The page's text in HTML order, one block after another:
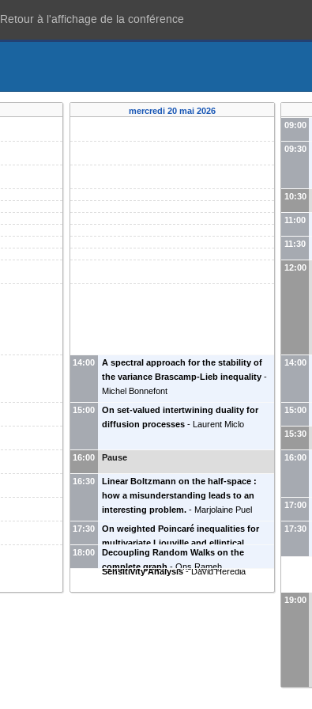
Retour à l'affichage de la conférence
mercredi 20 mai 2026
14:00
A spectral approach for the stability of
the variance Brascamp-Lieb inequality -
Michel Bonnefont
15:00
On set-valued intertwining duality for
diffusion processes - Laurent Miclo
16:00 Pause
16:30
Linear Boltzmann on the half-space :
how a misunderstanding leads to an
interesting problem. - Marjolaine Puel
17:30
On weighted Poincaré inequalities for
multivariate Liouville and elliptical
distributions - Application to Global
Sensitivity Analysis - David Heredia
18:00
Decoupling Random Walks on the
complete graph - Ons Rameh
09:00
09:30
10:30
11:00
11:30
12:00
14:00
15:00
15:30
16:00
17:00
17:30
19:00